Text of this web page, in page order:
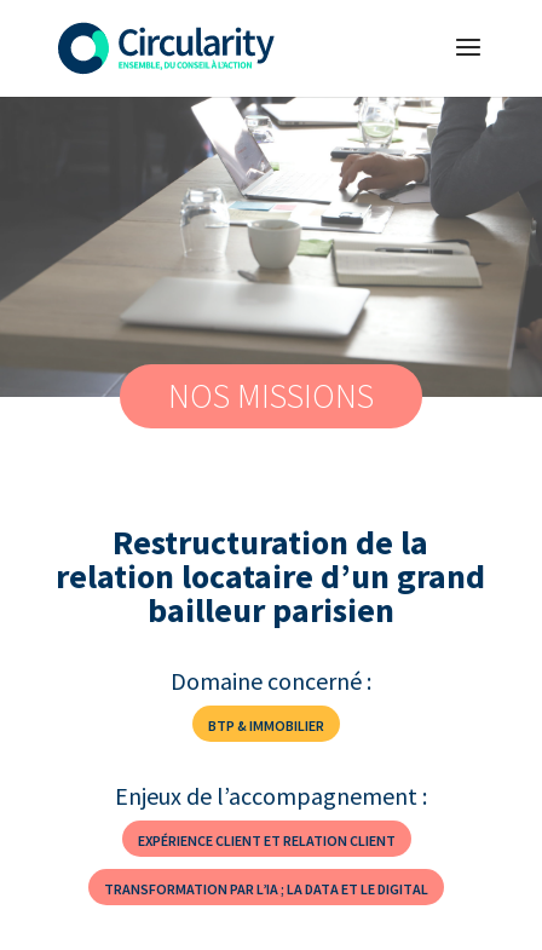
NOS MISSIONS
Restructuration de la
relation locataire d’un grand
bailleur parisien
Domaine concerné :
BTP & IMMOBILIER
Enjeux de l’accompagnement :
EXPÉRIENCE CLIENT ET RELATION CLIENT
TRANSFORMATION PAR L’IA ; LA DATA ET LE DIGITAL